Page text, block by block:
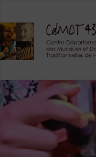
content